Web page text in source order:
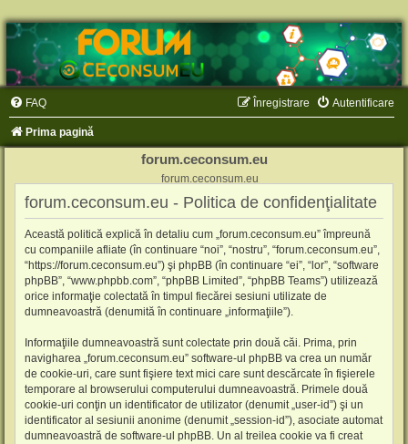
FAQ Autentificare
Înregistrare
Prima pagină
forum.ceconsum.eu
forum.ceconsum.eu
forum.ceconsum.eu - Politica de confidenţialitate
Această politică explică în detaliu cum „forum.ceconsum.eu” împreună
cu companiile afliate (în continuare “noi”, “nostru”, “forum.ceconsum.eu”,
“https://forum.ceconsum.eu”) şi phpBB (în continuare “ei”, “lor”, “software
phpBB”, “www.phpbb.com”, “phpBB Limited”, “phpBB Teams”) utilizează
orice informaţie colectată în timpul fiecărei sesiuni utilizate de
dumneavoastră (denumită în continuare „informaţiile”).
Informaţiile dumneavoastră sunt colectate prin două căi. Prima, prin
navigharea „forum.ceconsum.eu” software-ul phpBB va crea un număr
de cookie-uri, care sunt fişiere text mici care sunt descărcate în fişierele
temporare al browserului computerului dumneavoastră. Primele două
cookie-uri conţin un identificator de utilizator (denumit „user-id”) şi un
identificator al sesiunii anonime (denumit „session-id”), asociate automat
dumneavoastră de software-ul phpBB. Un al treilea cookie va fi creat